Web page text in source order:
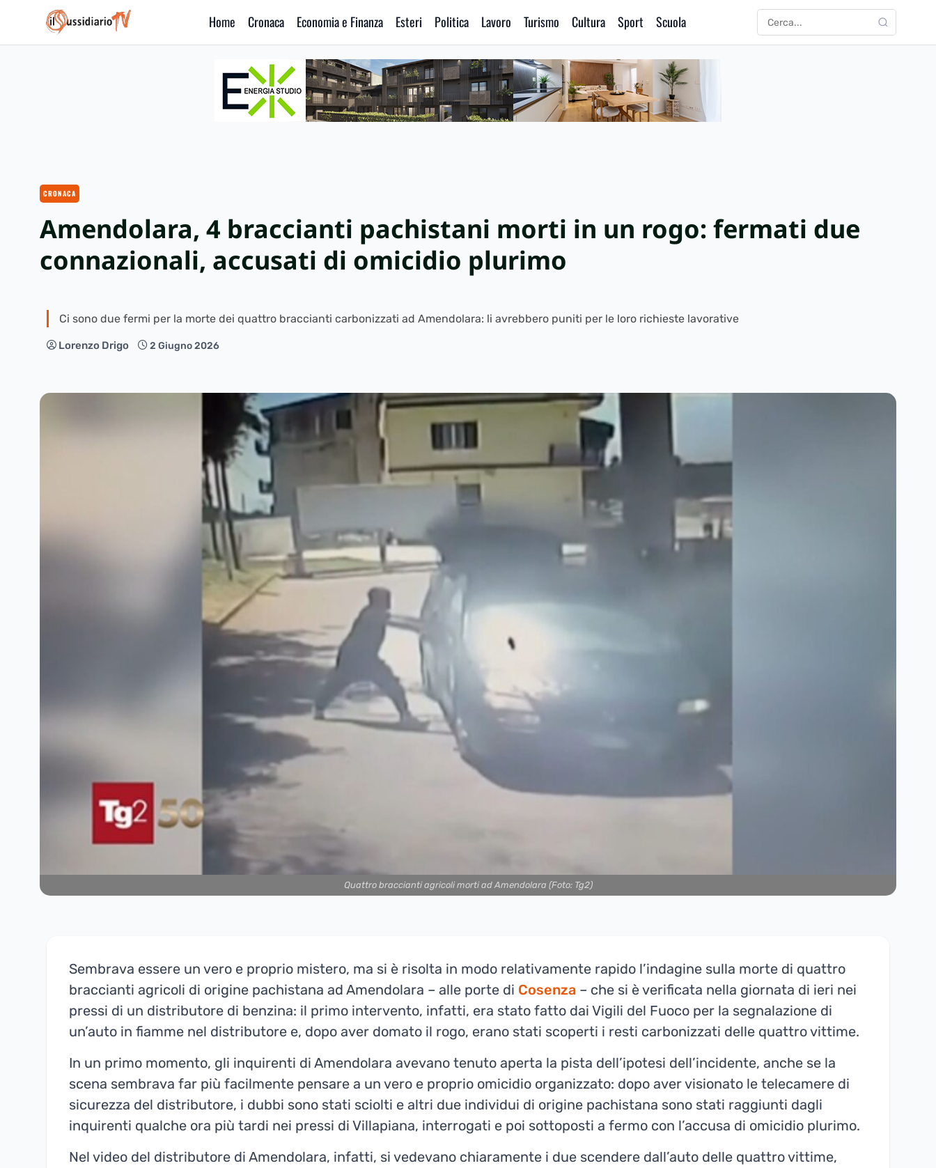
IlSussidiario TV
Home Cronaca Economia e Finanza Esteri Politica Lavoro Turismo Cultura Sport Scuola Cerca: CERCA
CRONACA
Amendolara, 4 braccianti pachistani morti in un rogo: fermati due
connazionali, accusati di omicidio plurimo
Ci sono due fermi per la morte dei quattro braccianti carbonizzati ad Amendolara: li avrebbero puniti per le loro richieste lavorative
Lorenzo Drigo 2 Giugno 2026
Quattro braccianti agricoli morti ad Amendolara (Foto: Tg2)
Sembrava essere un vero e proprio mistero, ma si è risolta in modo relativamente rapido l’indagine sulla morte di quattro
braccianti agricoli di origine pachistana ad Amendolara – alle porte di Cosenza – che si è verificata nella giornata di ieri nei
pressi di un distributore di benzina: il primo intervento, infatti, era stato fatto dai Vigili del Fuoco per la segnalazione di
un’auto in fiamme nel distributore e, dopo aver domato il rogo, erano stati scoperti i resti carbonizzati delle quattro vittime.
In un primo momento, gli inquirenti di Amendolara avevano tenuto aperta la pista dell’ipotesi dell’incidente, anche se la
scena sembrava far più facilmente pensare a un vero e proprio omicidio organizzato: dopo aver visionato le telecamere di
sicurezza del distributore, i dubbi sono stati sciolti e altri due individui di origine pachistana sono stati raggiunti dagli
inquirenti qualche ora più tardi nei pressi di Villapiana, interrogati e poi sottoposti a fermo con l’accusa di omicidio plurimo.
Nel video del distributore di Amendolara, infatti, si vedevano chiaramente i due scendere dall’auto delle quattro vittime,